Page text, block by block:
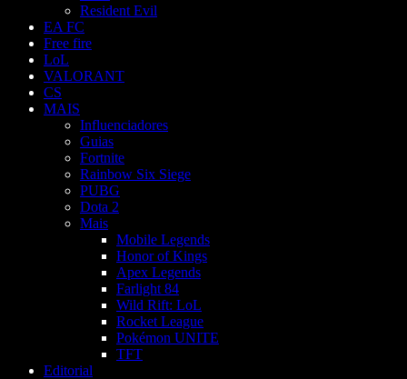
Resident Evil
EA FC
Free fire
LoL
VALORANT
CS
MAIS
Influenciadores
Guias
Fortnite
Rainbow Six Siege
PUBG
Dota 2
Mais
Mobile Legends
Honor of Kings
Apex Legends
Farlight 84
Wild Rift: LoL
Rocket League
Pokémon UNITE
TFT
Editorial